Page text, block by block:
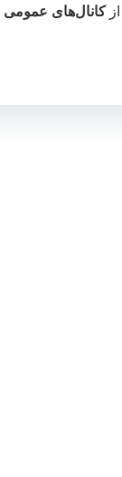
کانال‌های عمومی